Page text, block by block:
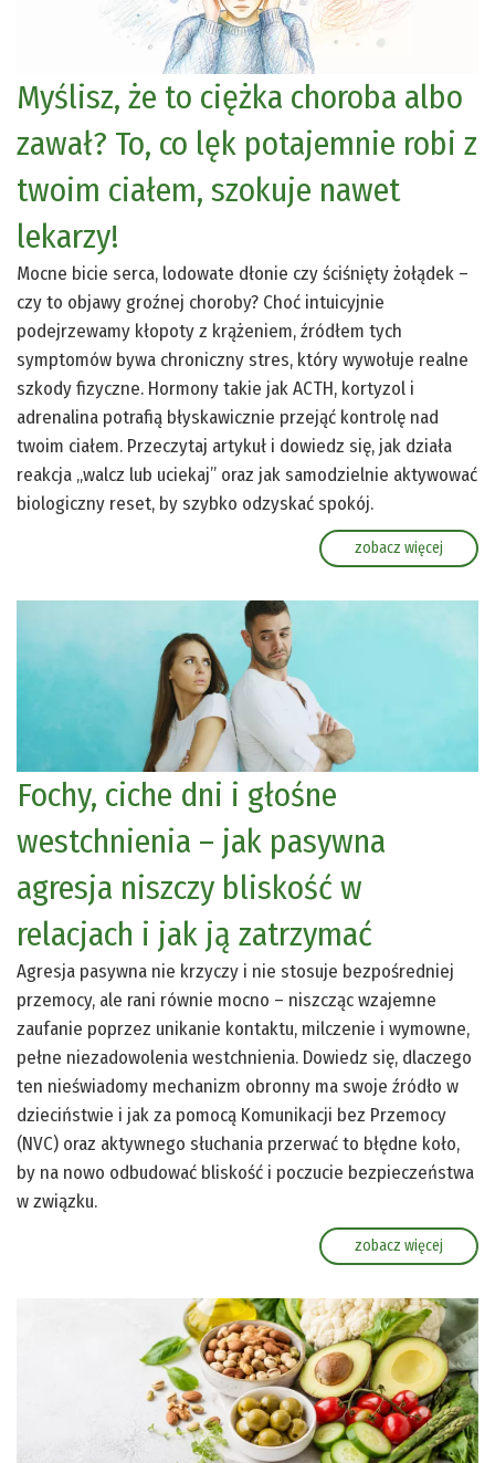
Myślisz, że to ciężka choroba albo
zawał? To, co lęk potajemnie robi z
twoim ciałem, szokuje nawet
lekarzy!
Mocne bicie serca, lodowate dłonie czy ściśnięty żołądek –
czy to objawy groźnej choroby? Choć intuicyjnie
podejrzewamy kłopoty z krążeniem, źródłem tych
symptomów bywa chroniczny stres, który wywołuje realne
szkody fizyczne. Hormony takie jak ACTH, kortyzol i
adrenalina potrafią błyskawicznie przejąć kontrolę nad
twoim ciałem. Przeczytaj artykuł i dowiedz się, jak działa
reakcja „walcz lub uciekaj” oraz jak samodzielnie aktywować
biologiczny reset, by szybko odzyskać spokój.
zobacz więcej
Fochy, ciche dni i głośne
westchnienia – jak pasywna
agresja niszczy bliskość w
relacjach i jak ją zatrzymać
Agresja pasywna nie krzyczy i nie stosuje bezpośredniej
przemocy, ale rani równie mocno – niszcząc wzajemne
zaufanie poprzez unikanie kontaktu, milczenie i wymowne,
pełne niezadowolenia westchnienia. Dowiedz się, dlaczego
ten nieświadomy mechanizm obronny ma swoje źródło w
dzieciństwie i jak za pomocą Komunikacji bez Przemocy
(NVC) oraz aktywnego słuchania przerwać to błędne koło,
by na nowo odbudować bliskość i poczucie bezpieczeństwa
w związku.
zobacz więcej